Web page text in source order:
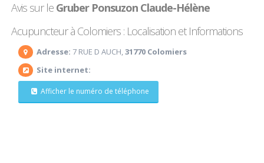
Avis sur le Gruber Ponsuzon Claude-Hélène
Acupuncteur à Colomiers : Localisation et Informations
Adresse: 7 RUE D AUCH,31770 Colomiers
Site internet:
Afficher le numéro de téléphone